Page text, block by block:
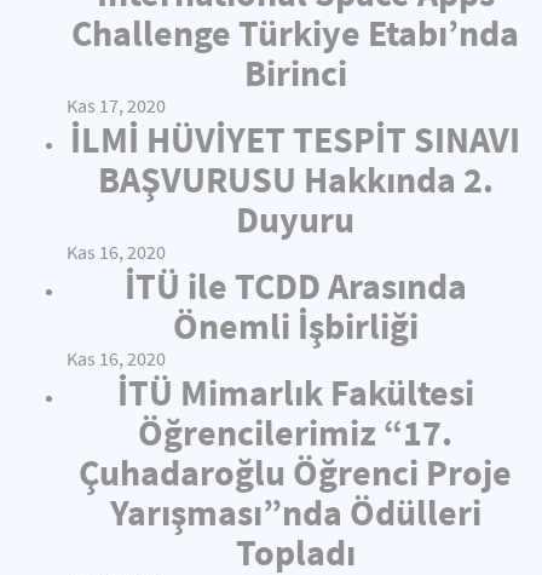
Challenge Türkiye Etabı’nda
Birinci
Kas 17, 2020
İLMİ HÜVİYET TESPİT SINAVI
BAŞVURUSU Hakkında 2.
Duyuru
Kas 16, 2020
İTÜ ile TCDD Arasında
Önemli İşbirliği
Kas 16, 2020
İTÜ Mimarlık Fakültesi
Öğrencilerimiz “17.
Çuhadaroğlu Öğrenci Proje
Yarışması”nda Ödülleri
Topladı